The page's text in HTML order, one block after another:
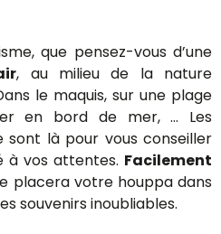
que pensez-vous d’une
, au milieu de la nature
le maquis, sur une plage
en bord de mer, … Les
sont là pour vous conseiller
à vos attentes. Facilement
placera votre houppa dans
souvenirs inoubliables.